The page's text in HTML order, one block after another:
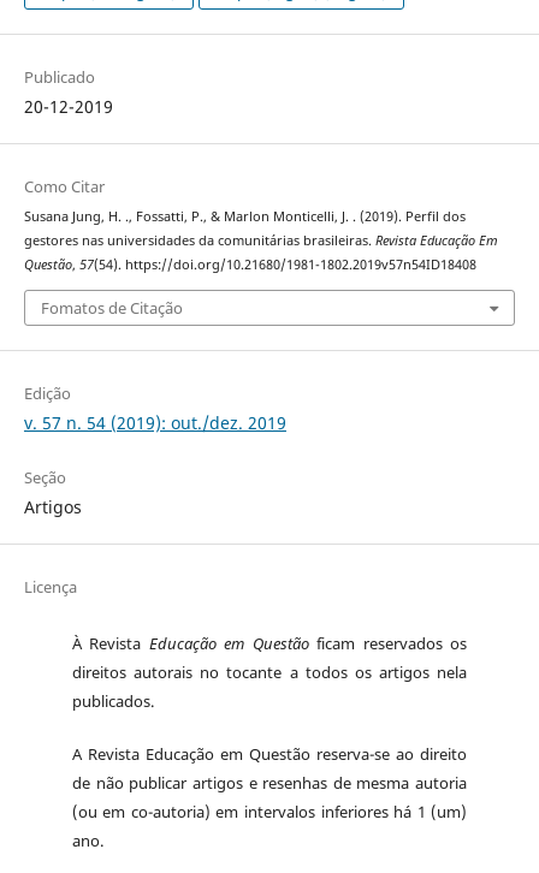
Publicado
20-12-2019
Como Citar
Susana Jung, H. ., Fossatti, P., & Marlon Monticelli, J. . (2019). Perfil dos
gestores nas universidades da comunitárias brasileiras. Revista Educação Em
Questão, 57(54). https://doi.org/10.21680/1981-1802.2019v57n54ID18408
Fomatos de Citação
Edição
v. 57 n. 54 (2019): out./dez. 2019
Seção
Artigos
Licença
À Revista Educação em Questãoficam reservados os
direitos autorais no tocante a todos os artigos nela
publicados.
A Revista Educação em Questão reserva-se ao direito
de não publicar artigos e resenhas de mesma autoria
(ou em co-autoria) em intervalos inferiores há 1 (um)
ano.